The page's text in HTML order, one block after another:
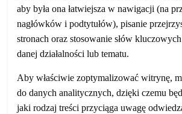
aby była ona łatwiejsza w nawigacji (na
nagłówków i podtytułów), pisanie
stronach oraz stosowanie słów
danej działalności lub tematu.
Aby właściwie zoptymalizować witrynę,
do danych analitycznych, dzięki czemu
jaki rodzaj treści przyciąga uwagę